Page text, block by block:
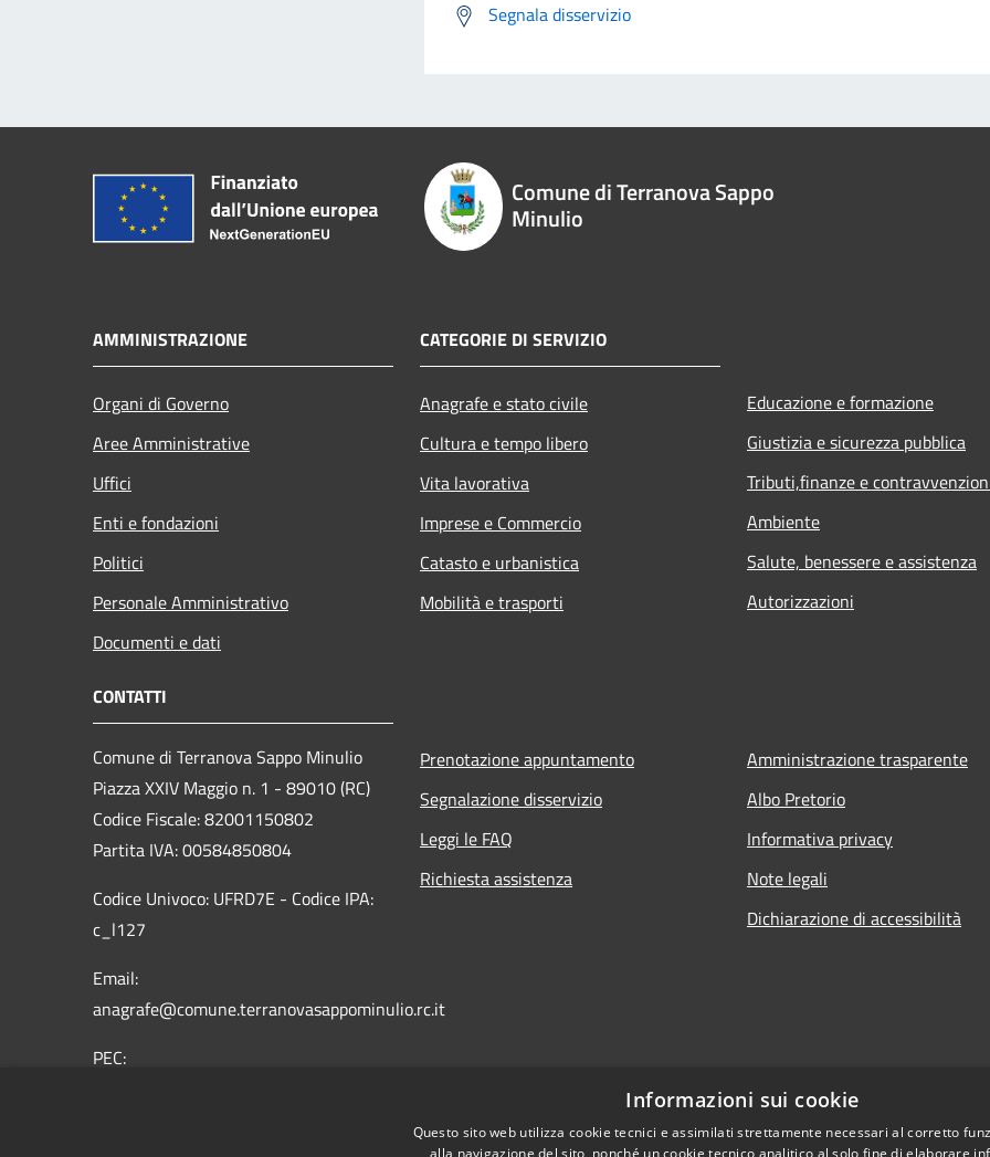
Segnala disservizio
Comune di Terranova Sappo
Minulio
AMMINISTRAZIONE
Organi di Governo
Aree Amministrative
Uffici
Enti e fondazioni
Politici
Personale Amministrativo
Documenti e dati
CATEGORIE DI SERVIZIO
Anagrafe e stato civile
Cultura e tempo libero
Vita lavorativa
Imprese e Commercio
Catasto e urbanistica
Mobilità e trasporti
Educazione e formazione
Giustizia e sicurezza pubblica
Tributi,finanze e
Ambiente
Salute, benessere e assistenza
Autorizzazioni
CONTATTI
Comune di Terranova Sappo Minulio
Piazza XXIV Maggio n. 1 - 89010 (RC)
Codice Fiscale: 82001150802
Partita IVA: 00584850804
Codice Univoco: UFRD7E - Codice IPA:
c_l127
Email:
anagrafe@comune.terranovasappominulio.rc.it
PEC:
Prenotazione appuntamento
Segnalazione disservizio
Leggi le FAQ
Richiesta assistenza
Amministrazione trasparente
Albo Pretorio
Informativa privacy
Note legali
Dichiarazione di accessibilità
Informazioni sui cookie
Questo sito web utilizza cookie tecnici e assimilati strettamente necessari al corretto
alla navigazione del sito, nonché un cookie tecnico analitico al solo fine di elaborare